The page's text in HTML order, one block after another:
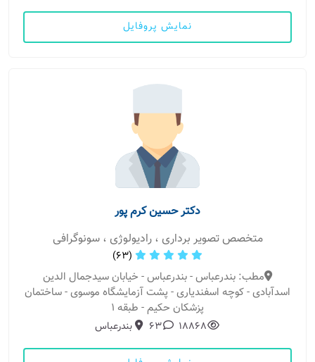
نمایش پروفایل
دکتر حسین کرم پور
متخصص تصویر برداری ، رادیولوژی ، سونوگرافی
(63)
مطب: بندرعباس - بندرعباس - خیابان سیدجمال الدین
اسدآبادی - کوچه اسفندیاری - پشت آزمایشگاه موسوی - ساختمان
پزشکان حکیم - طبقه 1
18868
63 بندرعباس